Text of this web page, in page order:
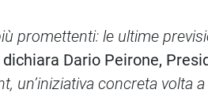
promettenti: le ultime
dichiara Dario Peirone,
un’iniziativa concreta